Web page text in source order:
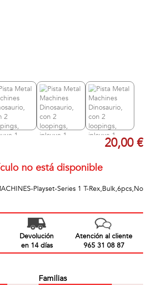
20,00 €
no está disponible
Playset-Series 1 T-Rex,Bulk,6pcs,No
Devolución
en 14 días
Atención al cliente
965 31 08 87
Familias